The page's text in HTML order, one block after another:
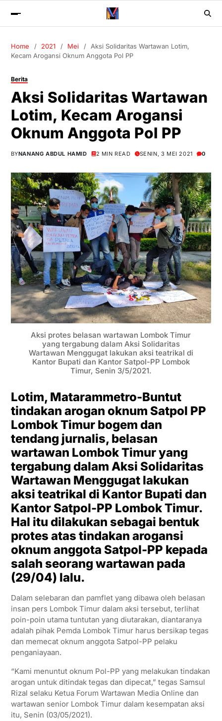
Home 2021 Mei
Aksi Solidaritas Wartawan Lotim,
Kecam Arogansi Oknum Anggota Pol PP
Berita
Aksi Solidaritas Wartawan
Lotim, Kecam Arogansi
Oknum Anggota Pol PP
BYNANANG ABDUL HAMID 2 MIN READ SENIN, 3 MEI 2021 0
Aksi protes belasan wartawan Lombok Timur
yang tergabung dalam Aksi Solidaritas
Wartawan Menggugat lakukan aksi teatrikal di
Kantor Bupati dan Kantor Satpol-PP Lombok
Timur, Senin 3/5/2021.
Lotim, Matarammetro-Buntut
tindakan arogan oknum Satpol PP
Lombok Timur bogem dan
tendang jurnalis, belasan
wartawan Lombok Timur yang
tergabung dalam Aksi Solidaritas
Wartawan Menggugat lakukan
aksi teatrikal di Kantor Bupati dan
Kantor Satpol-PP Lombok Timur.
Hal itu dilakukan sebagai bentuk
protes atas tindakan arogansi
oknum anggota Satpol-PP kepada
salah seorang wartawan pada
(29/04) lalu.
Dalam selebaran dan pamflet yang dibawa oleh belasan
insan pers Lombok Timur dalam aksi tersebut, terlihat
poin-poin utama tuntutan yang diutarakan, diantaranya
adalah pihak Pemda Lombok Timur harus bersikap tegas
dan memecat oknum anggota Satpol-PP pelaku
penganiayaan.
“Kami menuntut oknum Pol-PP yang melakukan tindakan
arogan untuk ditindak tegas dan dipecat,” tegas Samsul
Rizal selaku Ketua Forum Wartawan Media Online dan
wartawan senior Lombok Timur dalam kesempatan aksi
itu, Senin (03/05/2021).